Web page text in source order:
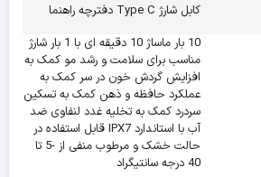
را روشن کرده، سرعت حرکت پنجه‌ها را
حالت‌های تند و آهسته تغییر دهید. همچنین
چرخش پنجه‌ها را نیز فراهم می‌کند و در
آن دستگاه را خاموش کنید.
کابل شارژ Type C دفترچه راهنما
10 بار ماساژ 10 دقیقه ای با 1 بار شارژ
مناسب برای سلامت و رشد مو کمک به
افزایش گردش خون در سر کمک به
عملکرد حافظه و ذهن کمک به تسکین
سردرد کمک به تخلیه غدد لنفاوی ضد
آب با استاندارد IPX7 قابل استفاده در
حالت خشک و مرطوب منفی از -5 تا
40 درجه سانتیگراد